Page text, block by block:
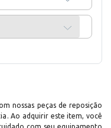
nossas peças de reposição
Ao adquirir este item, você